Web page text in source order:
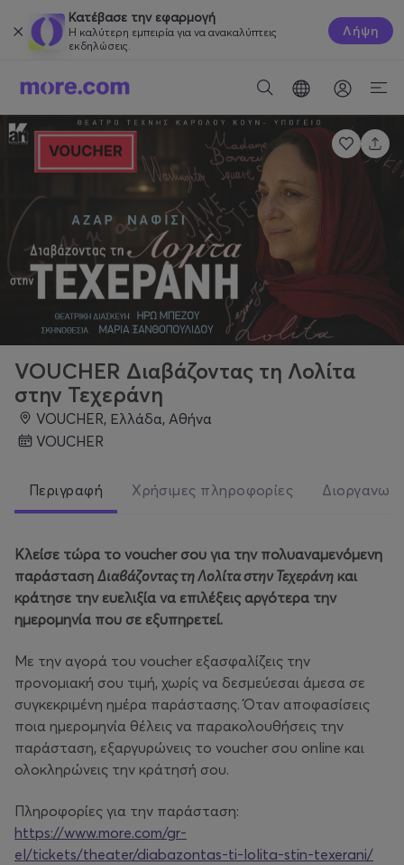
Κατέβασε την εφαρμογή
Η καλύτερη εμπειρία για να ανακαλύπτεις
εκδηλώσεις.
Λήψη
VOUCHER Διαβάζοντας τη Λολίτα
στην Τεχεράνη
VOUCHER, Ελλάδα, Αθήνα
VOUCHER
Περιγραφή Χρήσιμες πληροφορίες
Κλείσε τώρα το voucher σου για την πολυαναμενόμενη
παράσταση Διαβάζοντας τη Λολίτα στην Τεχεράνη και
κράτησε την ευελιξία να επιλέξεις αργότερα την
ημερομηνία που σε εξυπηρετεί.
Με την αγορά του voucher εξασφαλίζεις την
προνομιακή σου τιμή, χωρίς να δεσμεύεσαι άμεσα σε
συγκεκριμένη ημέρα παράστασης. Όταν αποφασίσεις
ποια ημερομηνία θέλεις να παρακολουθήσεις την
παράσταση, εξαργυρώνεις το voucher σου online και
ολοκληρώνεις την κράτησή σου.
Πληροφορίες για την παράσταση:
https://www.more.com/gr-
el/tickets/theater/diabazontas-ti-lolita-stin-texerani/